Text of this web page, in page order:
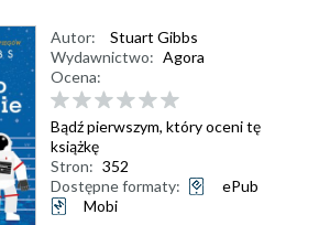
Autor:
Stuart Gibbs
Wydawnictwo: Agora
Ocena:
Bądź pierwszym, który oceni tę
książkę
Stron: 352
Dostępne formaty:
ePub
Mobi